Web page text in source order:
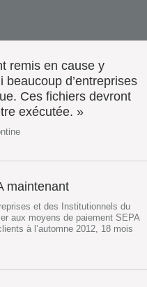
remis en cause y
beaucoup d’entreprises
Ces fichiers devront
exécutée. »
maintenant
et des Institutionnels du
aux moyens de paiement SEPA
à l’automne 2012, 18 mois